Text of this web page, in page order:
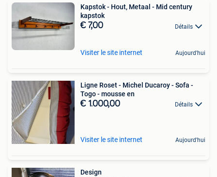
Kapstok - Hout, Metaal - Mid century
kapstok
€ 7,00 Détails
Visiter le site internet Aujourd'hui
Ligne Roset - Michel Ducaroy - Sofa -
Togo - mousse en
€ 1.000,00 Détails
Visiter le site internet Aujourd'hui
Design